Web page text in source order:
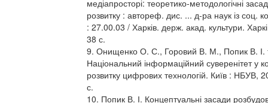
медіапросторі: теоретико-методологічні
розвитку : автореф. дис. ... д-ра наук із соц.
: 27.00.03 / Харків. держ. акад. культури.
38 с.
9. Онищенко О. С., Горовий В. М., Попик В. І.
Національний інформаційний суверенітет у
розвитку цифрових технологій. Київ : НБУВ,
с.
10. Попик В. І. Концептуальні засади